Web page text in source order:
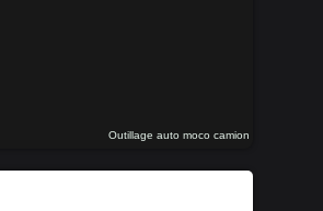
Outillage auto moco camion